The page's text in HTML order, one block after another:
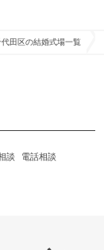
田区の結婚式場一覧
談 電話相談